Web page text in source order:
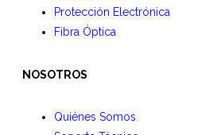
Protección Electrónica
Fibra Óptica
NOSOTROS
Quiénes Somos